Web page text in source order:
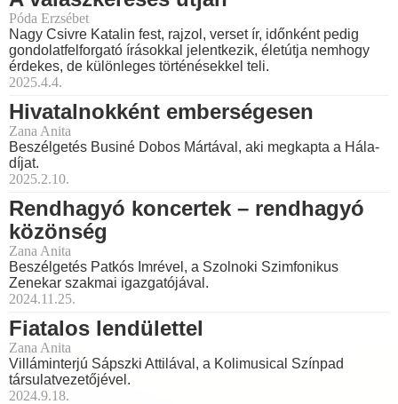
Póda Erzsébet
Nagy Csivre Katalin fest, rajzol, verset ír, időnként pedig
gondolatfelforgató írásokkal jelentkezik, életútja nemhogy
érdekes, de különleges történésekkel teli.
2025.4.4.
Hivatalnokként emberségesen
Zana Anita
Beszélgetés Businé Dobos Mártával, aki megkapta a Hála-
díjat.
2025.2.10.
Rendhagyó koncertek – rendhagyó
közönség
Zana Anita
Beszélgetés Patkós Imrével, a Szolnoki Szimfonikus
Zenekar szakmai igazgatójával.
2024.11.25.
Fiatalos lendülettel
Zana Anita
Villáminterjú Sápszki Attilával, a Kolimusical Színpad
társulatvezetőjével.
2024.9.18.